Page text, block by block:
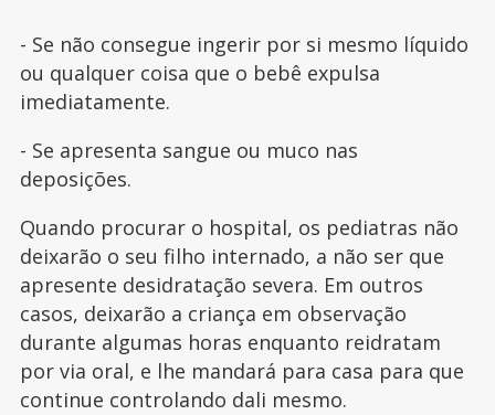
- Se não consegue ingerir por si mesmo líquido
ou qualquer coisa que o bebê expulsa
imediatamente.
- Se apresenta sangue ou muco nas
deposições.
Quando procurar o hospital, os pediatras não
deixarão o seu filho internado, a não ser que
apresente desidratação severa. Em outros
casos, deixarão a criança em observação
durante algumas horas enquanto reidratam
por via oral, e lhe mandará para casa para que
continue controlando dali mesmo.